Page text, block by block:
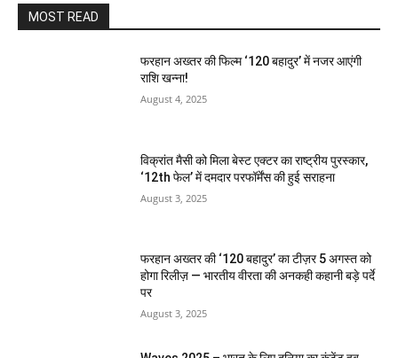
MOST READ
फरहान अख्तर की फिल्म ‘120 बहादुर’ में नजर आएंगी
राशि खन्ना!
August 4, 2025
विक्रांत मैसी को मिला बेस्ट एक्टर का राष्ट्रीय पुरस्कार,
‘12th फेल’ में दमदार परफॉर्मेंस की हुई सराहना
August 3, 2025
फरहान अख्तर की ‘120 बहादुर’ का टीज़र 5 अगस्त को
होगा रिलीज़ — भारतीय वीरता की अनकही कहानी बड़े पर्दे
पर
August 3, 2025